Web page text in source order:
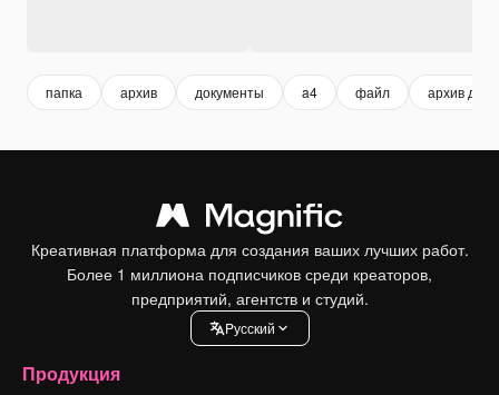
папка архив документы a4 файл архив
Креативная платформа для создания ваших лучших работ.
Более 1 миллиона подписчиков среди креаторов,
предприятий, агентств и студий.
Pусский
Продукция